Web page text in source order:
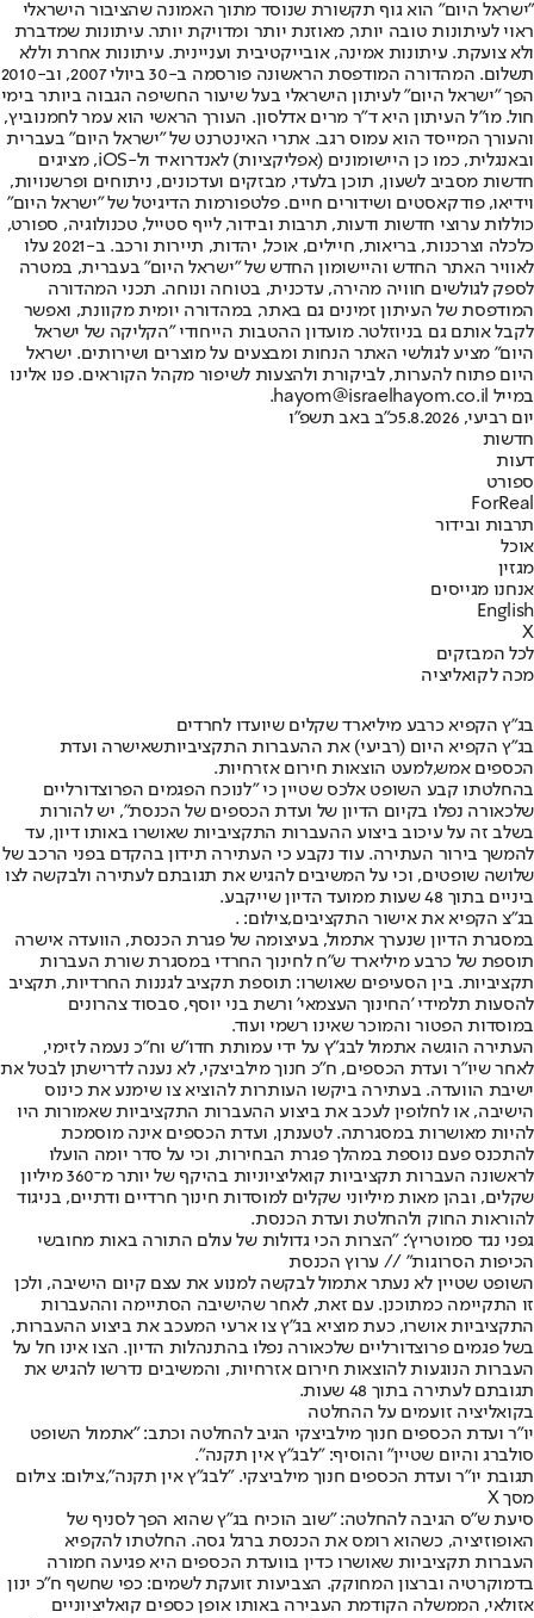
"ישראל היום" הוא גוף תקשורת שנוסד מתוך האמונה שהציבור הישראלי
ראוי לעיתונות טובה יותר, מאוזנת יותר ומדויקת יותר. עיתונות שמדברת
ולא צועקת. עיתונות אמינה, אובייקטיבית ועניינית. עיתונות אחרת וללא
תשלום. המהדורה המודפסת הראשונה פורסמה ב-30 ביולי 2007, וב-2010
הפך "ישראל היום" לעיתון הישראלי בעל שיעור החשיפה הגבוה ביותר בימי
חול. מו"ל העיתון היא ד"ר מרים אדלסון. העורך הראשי הוא עמר לחמנוביץ,
והעורך המייסד הוא עמוס רגב. אתרי האינטרנט של "ישראל היום" בעברית
ובאנגלית, כמו כן היישומונים (אפליקציות) לאנדרואיד ול-iOS, מציגים
חדשות מסביב לשעון, תוכן בלעדי, מבזקים ועדכונים, ניתוחים ופרשנויות,
וידיאו, פודקאסטים ושידורים חיים. פלטפורמות הדיגיטל של "ישראל היום"
כוללות ערוצי חדשות ודעות, תרבות ובידור, לייף סטייל, טכנולוגיה, ספורט,
כלכלה וצרכנות, בריאות, חיילים, אוכל, יהדות, תיירות ורכב. ב-2021 עלו
לאוויר האתר החדש והיישומון החדש של "ישראל היום" בעברית, במטרה
לספק לגולשים חוויה מהירה, עדכנית, בטוחה ונוחה. תכני המהדורה
המודפסת של העיתון זמינים גם באתר, במהדורה יומית מקוונת, ואפשר
לקבל אותם גם בניוזלטר. מועדון ההטבות הייחודי "הקליקה של ישראל
היום" מציע לגולשי האתר הנחות ומבצעים על מוצרים ושירותים. ישראל
היום פתוח להערות, לביקורת ולהצעות לשיפור מקהל הקוראים. פנו אלינו
במייל hayom@israelhayom.co.il.
יום רביעי, 5.8.2026
כ"ב באב תשפ"ו
חדשות
דעות
ספורט
ForReal
תרבות ובידור
אוכל
מגזין
אנחנו מגייסים
English
X
לכל המבזקים
מכה לקואליציה
בג"ץ הקפיא כרבע מיליארד שקלים שיועדו לחרדים
בג”ץ הקפיא היום (רביעי) את ההעברות התקציביותשאישרה ועדת
הכספים אמש,למעט הוצאות חירום אזרחיות.
בהחלטתו קבע השופט אלכס שטיין כי "לנוכח הפגמים הפרוצדורליים
שלכאורה נפלו בקיום הדיון של ועדת הכספים של הכנסת", יש להורות
בשלב זה על עיכוב ביצוע ההעברות התקציביות שאושרו באותו דיון, עד
להמשך בירור העתירה. עוד נקבע כי העתירה תידון בהקדם בפני הרכב של
שלושה שופטים, וכי על המשיבים להגיש את תגובתם לעתירה ולבקשה לצו
ביניים בתוך 48 שעות ממועד הדיון שייקבע.
בג"צ הקפיא את אישור התקציבים,צילום: .
במסגרת הדיון שנערך אתמול, בעיצומה של פגרת הכנסת, הוועדה אישרה
תוספת של כרבע מיליארד ש"ח לחינוך החרדי במסגרת שורת העברות
תקציביות. בין הסעיפים שאושרו: תוספת תקציב לגננות החרדיות, תקציב
להסעות תלמידי 'החינוך העצמאי' ורשת בני יוסף, סבסוד צהרונים
במוסדות הפטור והמוכר שאינו רשמי ועוד.
העתירה הוגשה אתמול לבג”ץ על ידי עמותת חדו”ש וח”כ נעמה לזימי,
לאחר שיו”ר ועדת הכספים, ח”כ חנוך מילביצקי, לא נענה לדרישתן לבטל את
ישיבת הוועדה. בעתירה ביקשו העותרות להוציא צו שימנע את כינוס
הישיבה, או לחלופין לעכב את ביצוע ההעברות התקציביות שאמורות היו
להיות מאושרות במסגרתה. לטענתן, ועדת הכספים אינה מוסמכת
להתכנס פעם נוספת במהלך פגרת הבחירות, וכי על סדר יומה הועלו
לראשונה העברות תקציביות קואליציוניות בהיקף של יותר מ־360 מיליון
שקלים, ובהן מאות מיליוני שקלים למוסדות חינוך חרדיים ודתיים, בניגוד
להוראות החוק ולהחלטת ועדת הכנסת.
גפני נגד סמוטריץ': "הצרות הכי גדולות של עולם התורה באות מחובשי
הכיפות הסרוגות" // ערוץ הכנסת
השופט שטיין לא נעתר אתמול לבקשה למנוע את עצם קיום הישיבה, ולכן
זו התקיימה כמתוכנן. עם זאת, לאחר שהישיבה הסתיימה וההעברות
התקציביות אושרו, כעת מוציא בג”ץ צו ארעי המעכב את ביצוע ההעברות,
בשל פגמים פרוצדורליים שלכאורה נפלו בהתנהלות הדיון. הצו אינו חל על
העברות הנוגעות להוצאות חירום אזרחיות, והמשיבים נדרשו להגיש את
תגובתם לעתירה בתוך 48 שעות.
בקואליציה זועמים על ההחלטה
יו"ר ועדת הכספים חנוך מילביצקי הגיב להחלטה וכתב: "אתמול השופט
סולברג והיום שטיין" והוסיף: "לבג"ץ אין תקנה".
תגובת יו"ר ועדת הכספים חנוך מילביצקי. "לבג"ץ אין תקנה",צילום: צילום
מסך X
סיעת ש״ס הגיבה להחלטה: "שוב הוכיח בג״ץ שהוא הפך לסניף של
האופוזיציה, כשהוא רומס את הכנסת ברגל גסה. החלטתו להקפיא
העברות תקציביות שאושרו כדין בוועדת הכספים היא פגיעה חמורה
בדמוקרטיה וברצון המחוקק. הצביעות זועקת לשמים: כפי שחשף ח״כ ינון
אזולאי, הממשלה הקודמת העבירה באותו אופן כספים קואליציוניים